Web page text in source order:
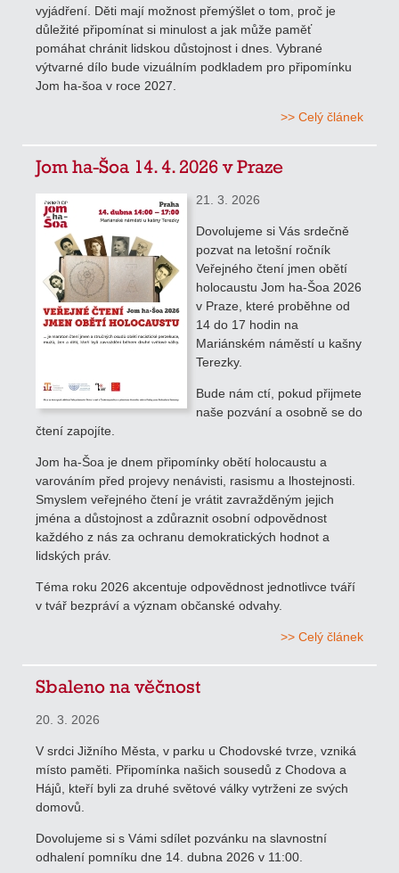
vyjádření. Děti mají možnost přemýšlet o tom, proč je
důležité připomínat si minulost a jak může paměť
pomáhat chránit lidskou důstojnost i dnes. Vybrané
výtvarné dílo bude vizuálním podkladem pro připomínku
Jom ha-šoa v roce 2027.
>> Celý článek
Jom ha-Šoa 14. 4. 2026 v Praze
21. 3. 2026
Dovolujeme si Vás srdečně
pozvat na letošní ročník
Veřejného čtení jmen obětí
holocaustu Jom ha-Šoa 2026
v Praze, které proběhne od
14 do 17 hodin na
Mariánském náměstí u kašny
Terezky.
Bude nám ctí, pokud přijmete
naše pozvání a osobně se do
čtení zapojíte.
Jom ha-Šoa je dnem připomínky obětí holocaustu a
varováním před projevy nenávisti, rasismu a lhostejnosti.
Smyslem veřejného čtení je vrátit zavražděným jejich
jména a důstojnost a zdůraznit osobní odpovědnost
každého z nás za ochranu demokratických hodnot a
lidských práv.
Téma roku 2026 akcentuje odpovědnost jednotlivce tváří
v tvář bezpráví a význam občanské odvahy.
>> Celý článek
Sbaleno na věčnost
20. 3. 2026
V srdci Jižního Města, v parku u Chodovské tvrze, vzniká
místo paměti. Připomínka našich sousedů z Chodova a
Hájů, kteří byli za druhé světové války vytrženi ze svých
domovů.
Dovolujeme si s Vámi sdílet pozvánku na slavnostní
odhalení pomníku dne 14. dubna 2026 v 11:00.